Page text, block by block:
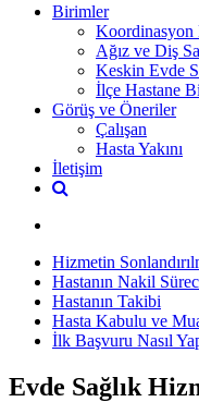
Birimler
Koordinasyon
Ağız ve Diş
Keskin Evde
İlçe Hastane
Görüş ve Öneriler
Çalışan
Hasta Yakını
İletişim
Hizmetin
Hastanın Nakil
Hastanın Takibi
Hasta Kabulu ve
İlk Başvuru Nasıl
Evde Sağlık